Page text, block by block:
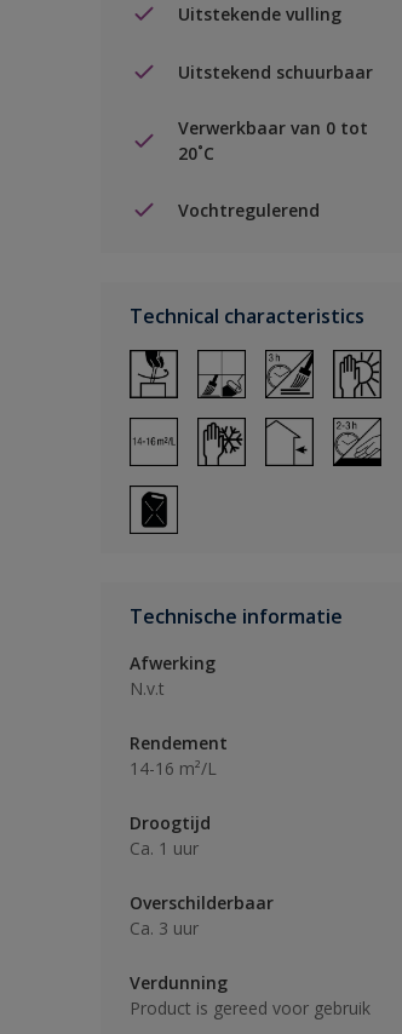
Uitstekende vulling
Uitstekend schuurbaar
Verwerkbaar van 0 tot
20˚C
Vochtregulerend
Technical characteristics
Technische informatie
Afwerking
N.v.t
Rendement
14-16 m²/L
Droogtijd
Ca. 1 uur
Overschilderbaar
Ca. 3 uur
Verdunning
Product is gereed voor gebruik